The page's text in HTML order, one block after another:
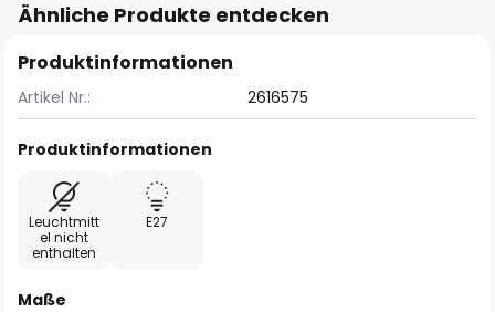
Ähnliche Produkte entdecken
Produktinformationen
Artikel Nr.: 2616575
Produktinformationen
Leuchtmitt
el nicht
enthalten
E27
Maße